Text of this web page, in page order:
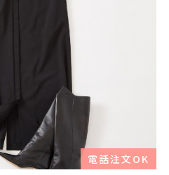
電話注文OK